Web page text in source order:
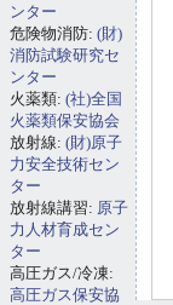
ンター
危険物消防: (財)
消防試験研究セ
ンター
火薬類: (社)全国
火薬類保安協会
放射線: (財)原子
力安全技術セン
ター
放射線講習: 原子
力人材育成セン
ター
高圧ガス/冷凍:
高圧ガス保安協